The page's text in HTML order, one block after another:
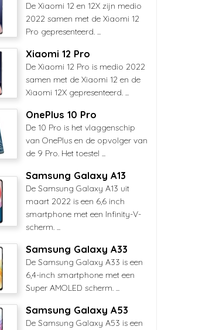
De Xiaomi 12 en 12X zijn medio
2022 samen met de Xiaomi 12
Pro gepresenteerd. ...
Xiaomi 12 Pro
De Xiaomi 12 Pro is medio 2022
samen met de Xiaomi 12 en de
Xiaomi 12X gepresenteerd. ...
OnePlus 10 Pro
De 10 Pro is het vlaggenschip
van OnePlus en de opvolger van
de 9 Pro. Het toestel ...
Samsung Galaxy A13
De Samsung Galaxy A13 uit
maart 2022 is een 6,6 inch
smartphone met een Infinity-V-
scherm. ...
Samsung Galaxy A33
De Samsung Galaxy A33 is een
6,4-inch smartphone met een
Super AMOLED scherm. ...
Samsung Galaxy A53
De Samsung Galaxy A53 is een